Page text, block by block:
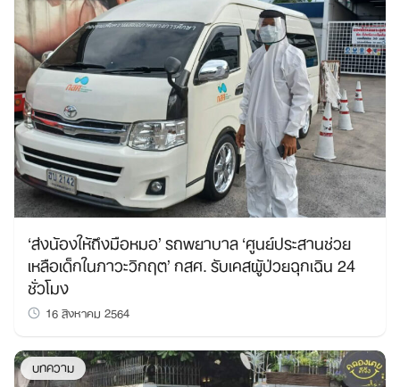
‘ส่งน้องให้ถึงมือหมอ’ รถพยาบาล ‘ศูนย์ประสานช่วย
เหลือเด็กในภาวะวิกฤต’ กสศ. รับเคสผู้ป่วยฉุกเฉิน 24
ชั่วโมง
16 สิงหาคม 2564
บทความ